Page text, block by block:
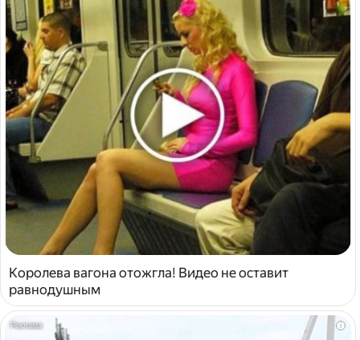
Королева вагона отожгла! Видео не оставит
равнодушным
i